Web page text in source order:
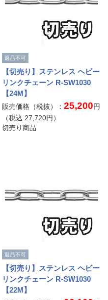
返品不可
【切売り】ステンレス ヘビー
リンクチェーン R-SW1030
【24M】
販売価格（税抜）：25,200円
（税込 27,720円）
切売り商品
返品不可
【切売り】ステンレス ヘビー
リンクチェーン R-SW1030
【22M】